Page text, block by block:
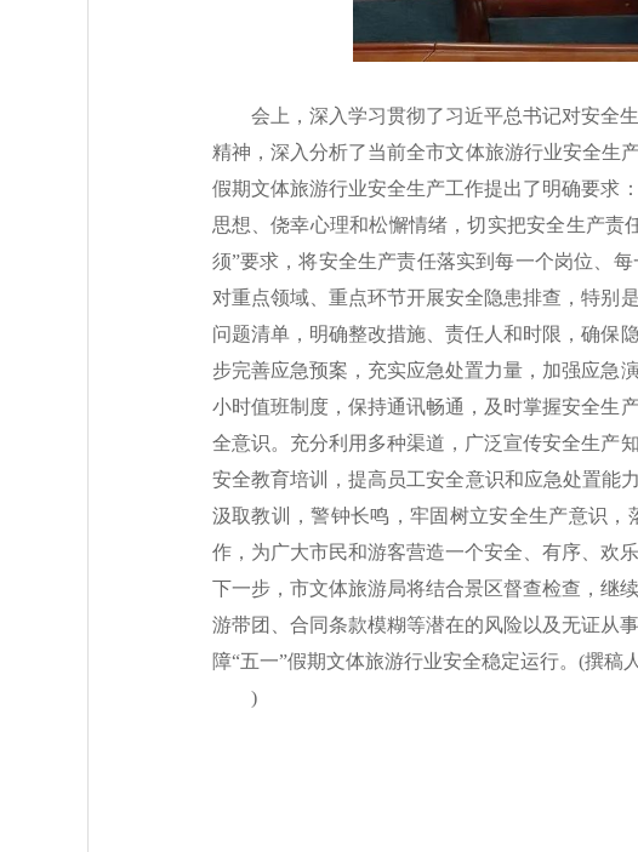
会上，深入学习贯彻了习近平总书记对安全
精神，深入分析了当前全市文体旅游行业安全生
假期文体旅游行业安全生产工作提出了明确要求
思想、侥幸心理和松懈情绪，切实把安全生产责
须”要求，将安全生产责任落实到每一个岗位、
对重点领域、重点环节开展安全隐患排查，特别
问题清单，明确整改措施、责任人和时限，确保
步完善应急预案，充实应急处置力量，加强应急
小时值班制度，保持通讯畅通，及时掌握安全生
全意识。充分利用多种渠道，广泛宣传安全生产
安全教育培训，提高员工安全意识和应急处置能
汲取教训，警钟长鸣，牢固树立安全生产意识
作，为广大市民和游客营造一个安全、有序、欢乐
下一步，市文体旅游局将结合景区督查检查，继
游带团、合同条款模糊等潜在的风险以及无证从
障“五一”假期文体旅游行业安全稳定运行。(撰稿
)